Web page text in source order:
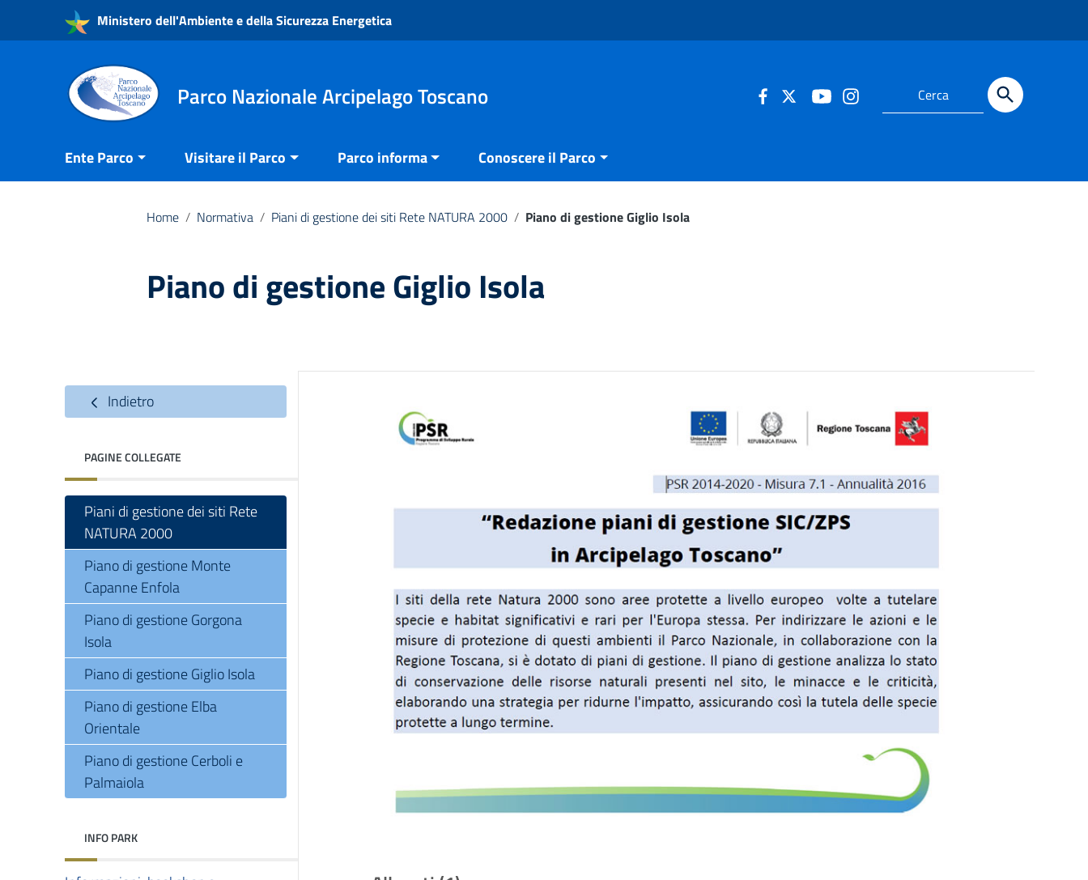
Vai ai contenuti
Vai al menu di navigazione
Ministero dell'Ambiente e della Sicurezza Energetica
Parco Nazionale Arcipelago Toscano
Ente Parco Visitare il Parco Parco informa Conoscere il Parco
Home / Normativa / Piani di gestione dei siti Rete NATURA 2000 / Piano di gestione Giglio Isola
Piano di gestione Giglio Isola
Indietro
PAGINE COLLEGATE
Piani di gestione dei siti Rete
NATURA 2000
Piano di gestione Monte
Capanne Enfola
Piano di gestione Gorgona
Isola
Piano di gestione Giglio Isola
Piano di gestione Elba
Orientale
Piano di gestione Cerboli e
Palmaiola
INFO PARK